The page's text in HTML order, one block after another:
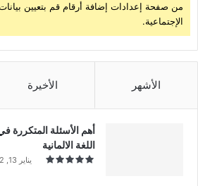
من صفحة إعدادات إضافة أرقام قم بتعيين
الإجتماعية.
الأشهر الأخيرة
اللغة الالمانية
يناير 13, 2022